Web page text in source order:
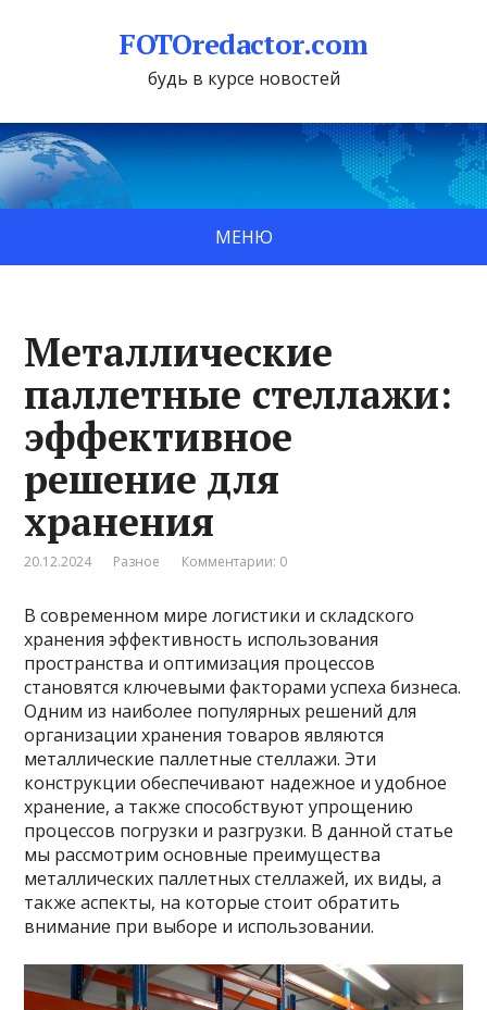
FOTOredactor.com
будь в курсе новостей
МЕНЮ
Металлические
паллетные стеллажи:
эффективное
решение для
хранения
20.12.2024 Разное Комментарии: 0
В современном мире логистики и складского
хранения эффективность использования
пространства и оптимизация процессов
становятся ключевыми факторами успеха бизнеса.
Одним из наиболее популярных решений для
организации хранения товаров являются
металлические паллетные стеллажи. Эти
конструкции обеспечивают надежное и удобное
хранение, а также способствуют упрощению
процессов погрузки и разгрузки. В данной статье
мы рассмотрим основные преимущества
металлических паллетных стеллажей, их виды, а
также аспекты, на которые стоит обратить
внимание при выборе и использовании.